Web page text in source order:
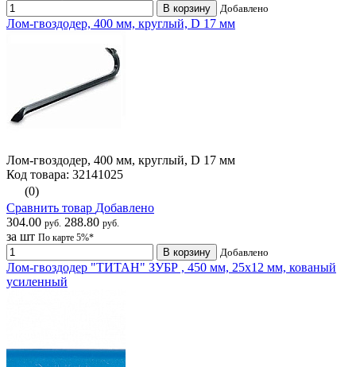
В корзину Добавлено
Лом-гвоздодер, 400 мм, круглый, D 17 мм
Лом-гвоздодер, 400 мм, круглый, D 17 мм
Код товара: 32141025
(0)
Сравнить товар Добавлено
304.00 руб. 288.80 руб.
за шт По карте 5%*
В корзину Добавлено
Лом-гвоздодер "ТИТАН" ЗУБР , 450 мм, 25х12 мм, кованый
усиленный